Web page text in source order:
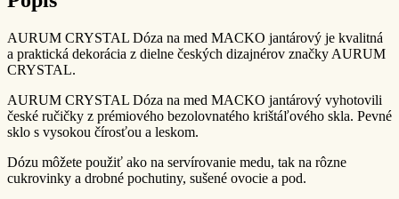
AURUM CRYSTAL Dóza na med MACKO jantárový je kvalitná
a praktická dekorácia z dielne českých dizajnérov značky AURUM
CRYSTAL.
AURUM CRYSTAL Dóza na med MACKO jantárový vyhotovili
české ručičky z prémiového bezolovnatého krištáľového skla. Pevné
sklo s vysokou čírosťou a leskom.
Dózu môžete použiť ako na servírovanie medu, tak na rôzne
cukrovinky a drobné pochutiny, sušené ovocie a pod.